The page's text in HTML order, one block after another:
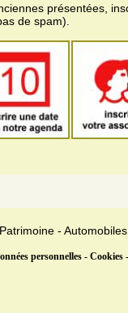
présentées,
de spam).
- Automobiles
personnelles - Cookies